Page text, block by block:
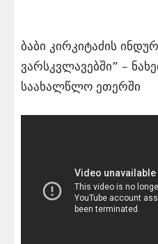
ბაბი კირკიტაძის
ვარსკვლავებში” –
საახალწლო ეთერში